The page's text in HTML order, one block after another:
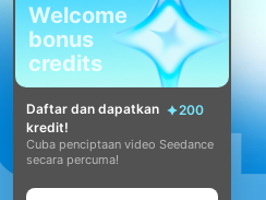
Welcome
bonus
credits
Daftar dan dapatkan
200
kredit!
Cuba penciptaan video Seedance
secara percuma!